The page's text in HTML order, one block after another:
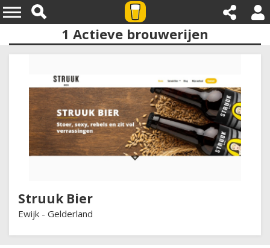
Provincies:gelderland
1 Actieve brouwerijen
Struuk Bier
Ewijk - Gelderland